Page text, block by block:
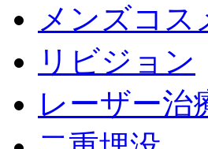
メンズコス
リビジョン
レーザー治